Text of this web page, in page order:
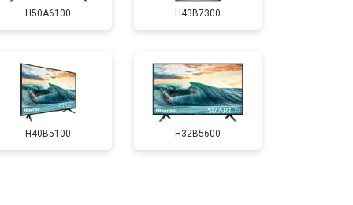
3500 ₽ Заказать
3100 ₽ Заказать
3700 ₽ Заказать
H50A6100 H43B7300
H40B5100 H32B5600